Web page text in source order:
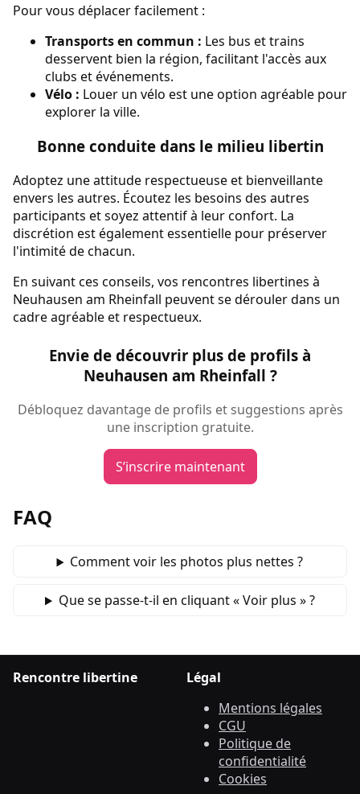
Pour vous déplacer facilement :
Transports en commun : Les bus et trains
desservent bien la région, facilitant l'accès aux
clubs et événements.
Vélo : Louer un vélo est une option agréable pour
explorer la ville.
Bonne conduite dans le milieu libertin
Adoptez une attitude respectueuse et bienveillante
envers les autres. Écoutez les besoins des autres
participants et soyez attentif à leur confort. La
discrétion est également essentielle pour préserver
l'intimité de chacun.
En suivant ces conseils, vos rencontres libertines à
Neuhausen am Rheinfall peuvent se dérouler dans un
cadre agréable et respectueux.
Envie de découvrir plus de profils à
Neuhausen am Rheinfall ?
Débloquez davantage de profils et suggestions après
une inscription gratuite.
S’inscrire maintenant
FAQ
Comment voir les photos plus nettes ?
Que se passe‑t‑il en cliquant « Voir plus » ?
Rencontre libertine
Légal
Mentions légales
CGU
Politique de
confidentialité
Cookies